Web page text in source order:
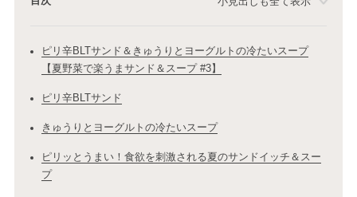
ピリ辛BLTサンド＆きゅうりとヨーグルトの冷たいスープ
【夏野菜で楽うまサンド＆スープ #3】
ピリ辛BLTサンド
きゅうりとヨーグルトの冷たいスープ
ピリッとうまい！食欲を刺激される夏のサンドイッチ＆スー
プ